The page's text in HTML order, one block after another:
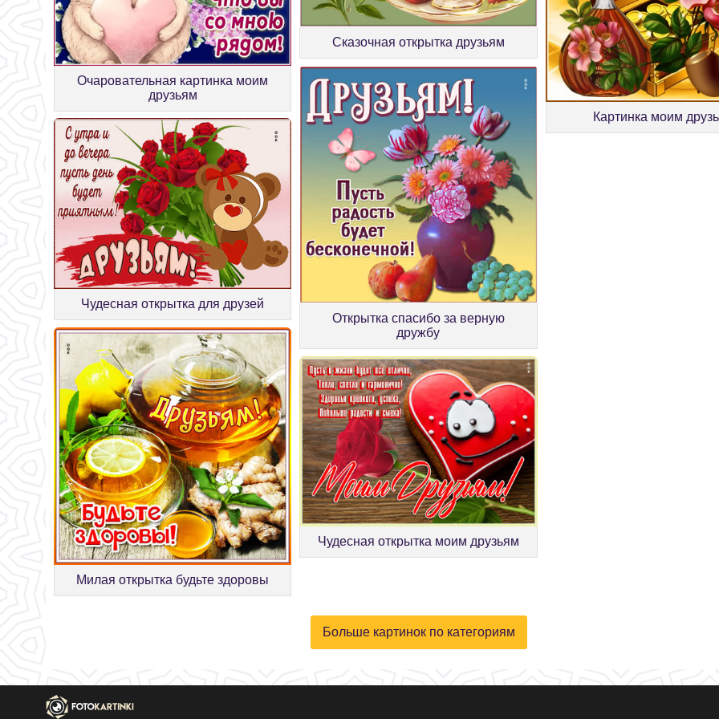
Очаровательная картинка моим
друзьям
Сказочная открытка друзьям
Чудесная открытка для друзей
Открытка спасибо за верную
дружбу
Картинка моим
Милая открытка будьте здоровы
Чудесная открытка моим друзьям
Больше картинок по категориям